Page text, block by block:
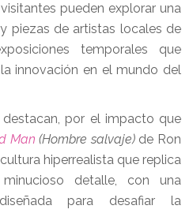
pueden explorar una
piezas de artistas locales de
temporales que
innovación en el mundo del
por el impacto que
Man (Hombre salvaje)de Ron
hiperrealista que replica
detalle, con una
para desafiar la